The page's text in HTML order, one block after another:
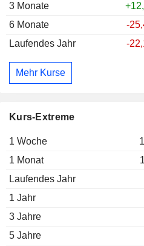
3 Monate
6 Monate
-
Laufendes Jahr
-
Mehr Kurse
Kurs-Extreme
1 Woche
1 Monat
Laufendes Jahr
1 Jahr
3 Jahre
5 Jahre